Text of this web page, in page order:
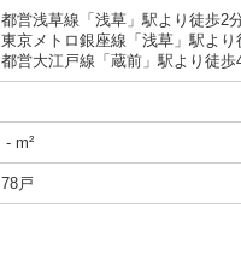
都営浅草線「浅草」駅より徒歩2
東京メトロ銀座線「浅草」駅より
都営大江戸線「蔵前」駅より徒歩
- m²
78戸